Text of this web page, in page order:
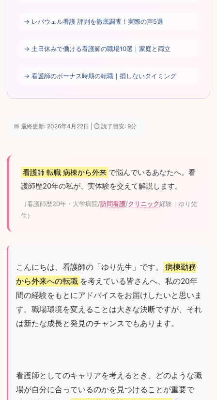
→ レバウェル看護 評判を徹底調査！実際の声5選
→ 土日休みで働ける看護師の職場10選｜家庭と両立
→ 看護師のボーナス時期の転職｜損しないタイミング
📅 最終更新: 2026年4月22日 | ⏱ 読了目安: 9分
看護師 転職 病棟から外来 で悩んでいるあなたへ。看
護師歴20年の私が、実体験を交えて解説します。
（看護師歴20年・大学病院/訪問看護/クリニック経験｜ゆり先
生）
こんにちは、看護師の「ゆり先生」です。
病棟勤務
から外来への転職 を考えている皆さんへ、私の20年
間の経験をもとにアドバイスをお届けしたいと思いま
す。職場環境を変えることは大きな決断ですが、それ
は新たな成長と発見のチャンスでもあります。
看護師としてのキャリアを考えるとき、どのような職
場が自分に合っているのかを見つけることが重要で